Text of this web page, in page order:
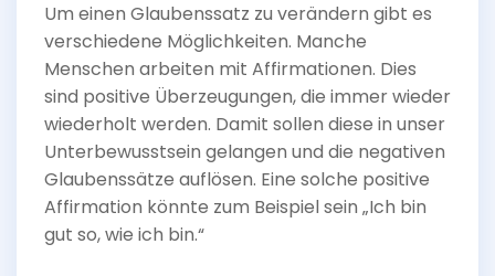
Um einen Glaubenssatz zu verändern gibt es
verschiedene Möglichkeiten. Manche
Menschen arbeiten mit Affirmationen. Dies
sind positive Überzeugungen, die immer wieder
wiederholt werden. Damit sollen diese in unser
Unterbewusstsein gelangen und die negativen
Glaubenssätze auflösen. Eine solche positive
Affirmation könnte zum Beispiel sein „Ich bin
gut so, wie ich bin.“